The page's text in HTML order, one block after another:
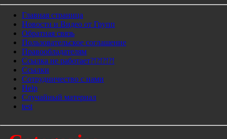
Главная страница
Новости и Видео от Групп
Обратная связь
Пользовательское соглашение
Правообладателям
Ссылка не работает?!?!?!?!
Ссылки
Сотрудничество с нами
Help
Cлучайный материал
test